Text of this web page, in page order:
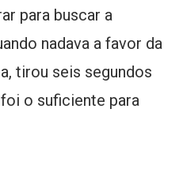
para buscar a
nadava a favor da
tirou seis segundos
o suficiente para